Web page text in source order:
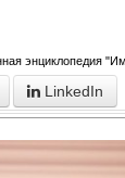
энциклопедия
LinkedIn